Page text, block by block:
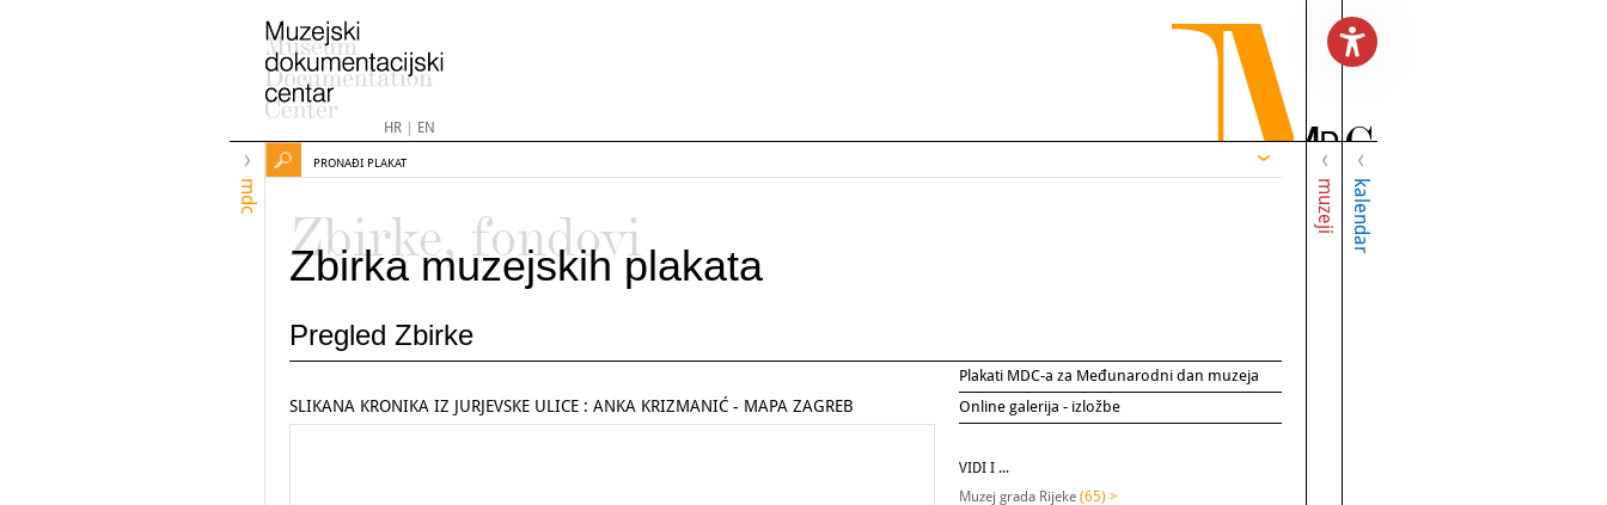
HR| EN
mdc muzeji kalendar
PRONAĐI PLAKAT
Zbirke, fondovi
Zbirka muzejskih plakata
Pregled Zbirke
Plakati MDC-a za Međunarodni dan muzeja
Online galerija - izložbe
SLIKANA KRONIKA IZ JURJEVSKE ULICE : ANKA KRIZMANIĆ - MAPA ZAGREB
VIDI I ...
Muzej grada Rijeke (65) >